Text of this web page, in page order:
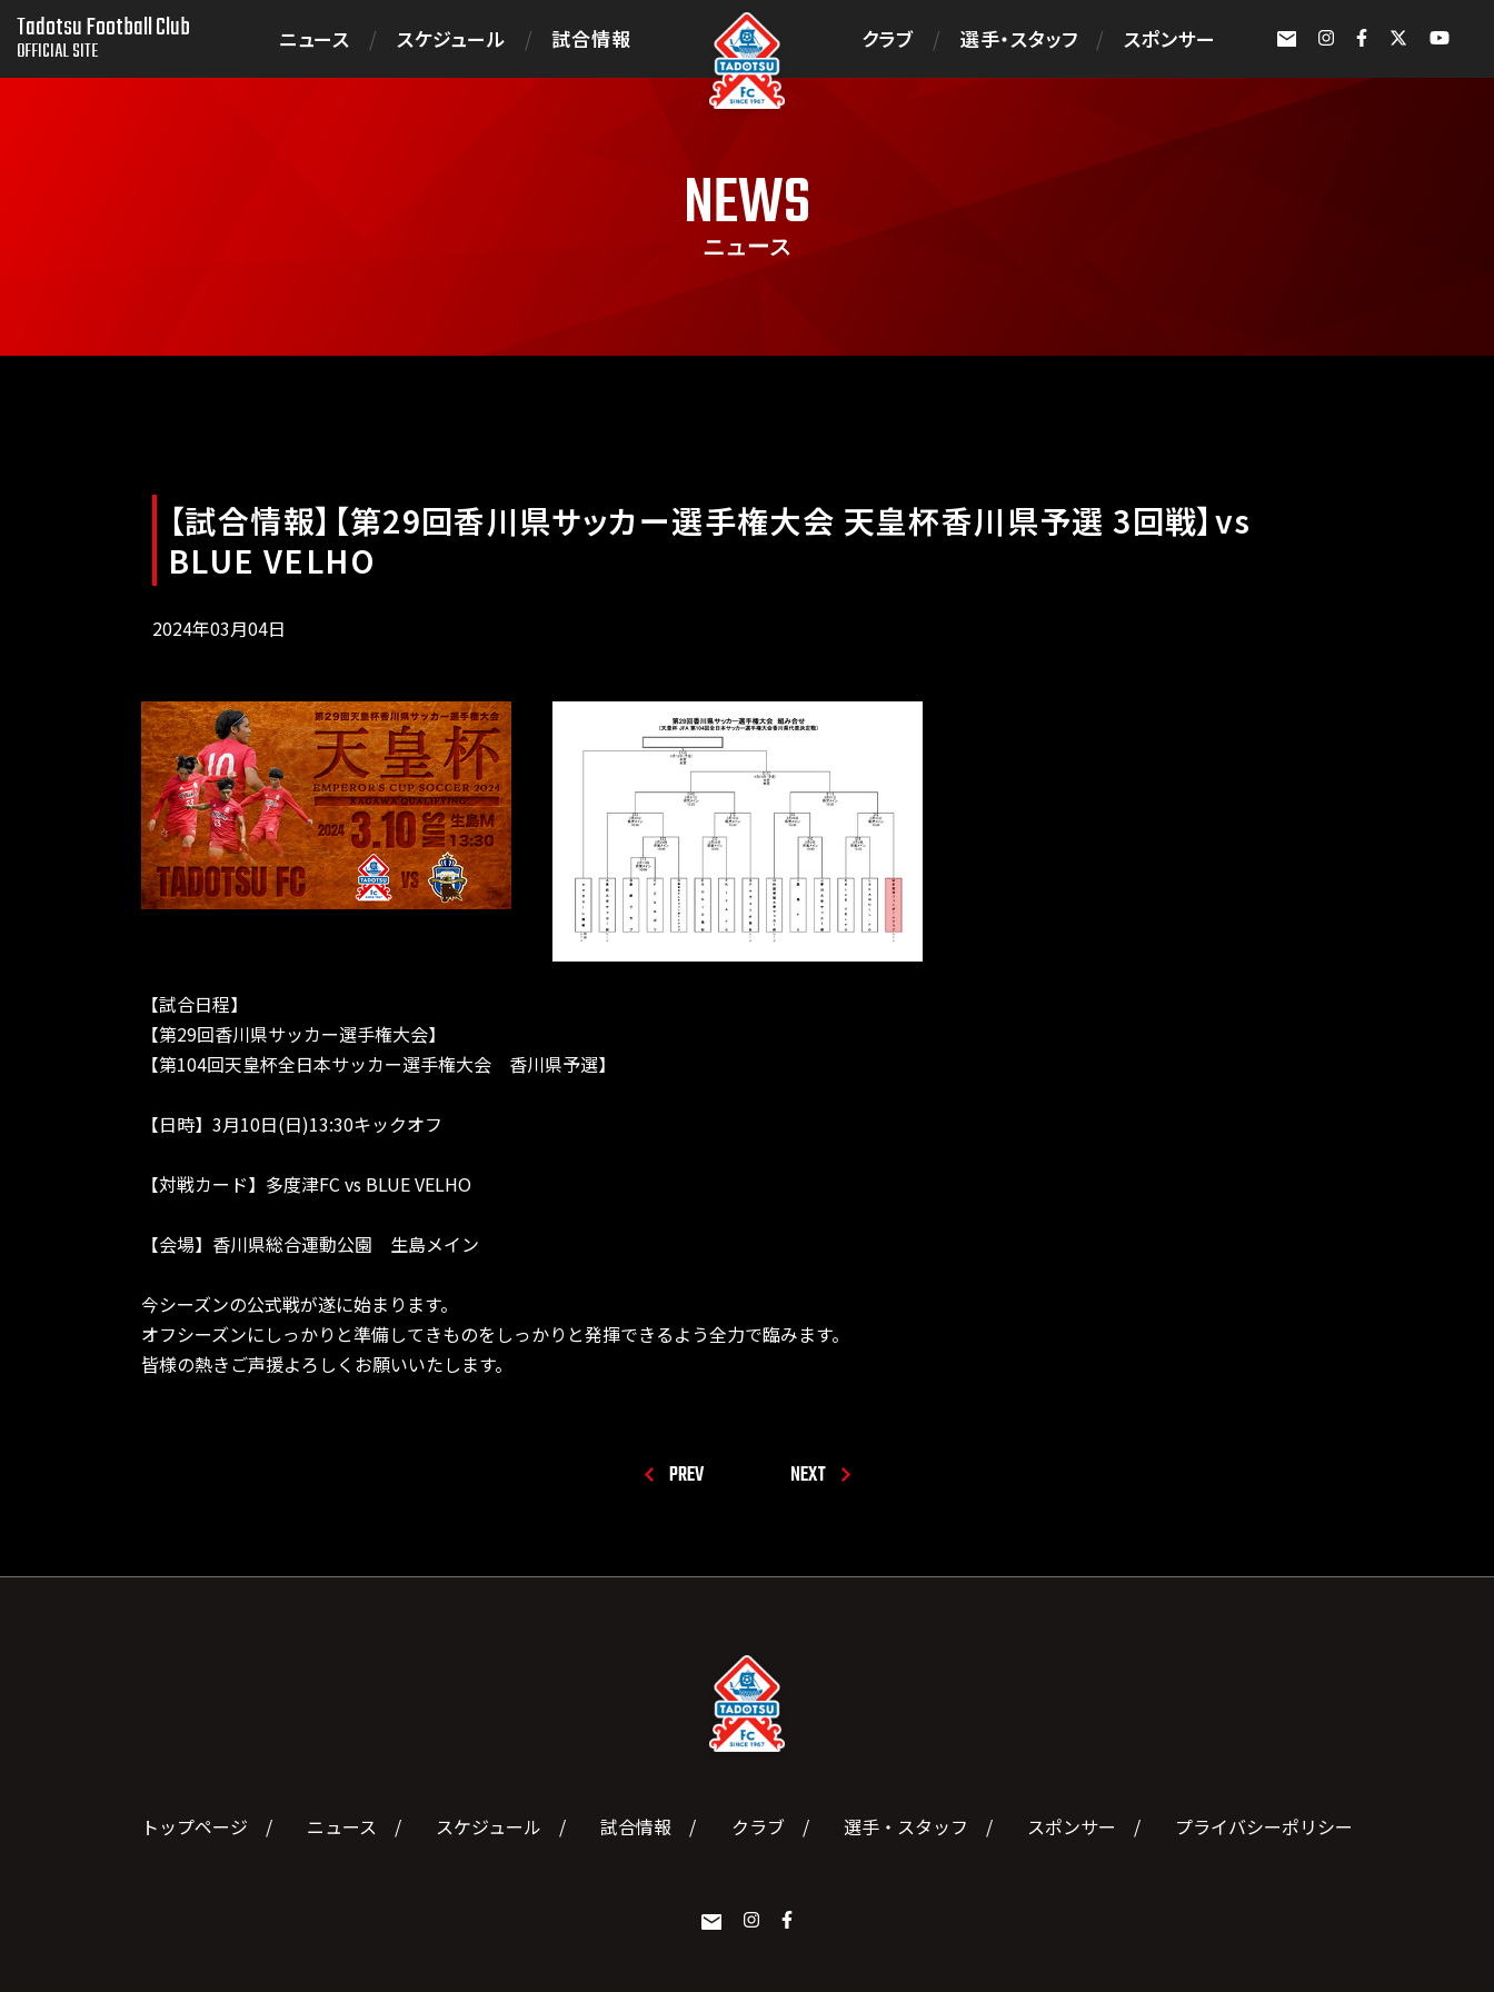
Tadotsu Football Club
OFFICIAL SITE ニュース スケジュール 試合情報 クラブ 選手・スタッフ スポンサー
NEWS
ニュース
【試合情報】【第29回香川県サッカー選手権大会 天皇杯香川県予選 3回戦】vs
BLUE VELHO
2024年03月04日
【試合日程】
【第29回香川県サッカー選手権大会】
【第104回天皇杯全日本サッカー選手権大会 香川県予選】
【日時】3月10日(日)13:30キックオフ
【対戦カード】多度津FC vs BLUE VELHO
【会場】香川県総合運動公園 生島メイン
今シーズンの公式戦が遂に始まります。
オフシーズンにしっかりと準備してきものをしっかりと発揮できるよう全力で臨みます。
皆様の熱きご声援よろしくお願いいたします。
PREV NEXT
トップページ ニュース スケジュール 試合情報 クラブ 選手・スタッフ スポンサー プライバシーポリシー